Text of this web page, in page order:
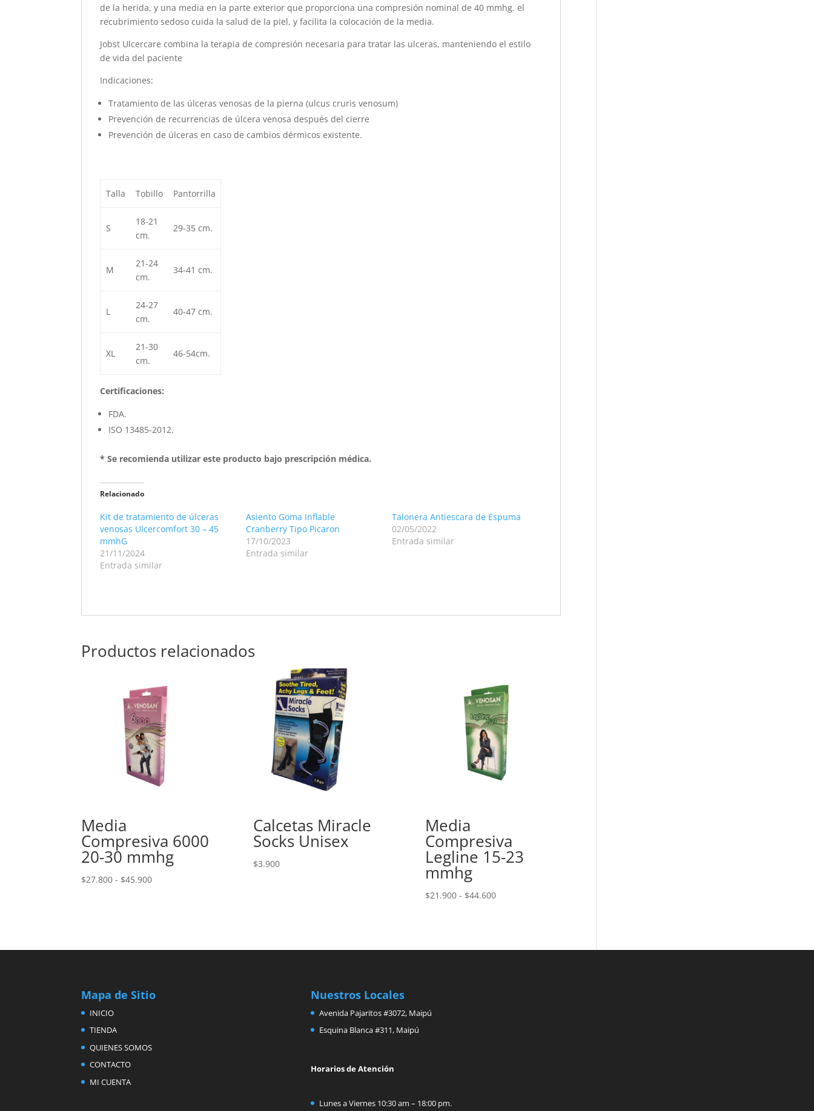
de la herida, y una media en la parte exterior que proporciona una compresión nominal de 40 mmhg. el
recubrimiento sedoso cuida la salud de la piel, y facilita la colocación de la media.
Jobst Ulcercare combina la terapia de compresión necesaria para tratar las ulceras, manteniendo el estilo
de vida del paciente
Indicaciones:
Tratamiento de las úlceras venosas de la pierna (ulcus cruris venosum)
Prevención de recurrencias de úlcera venosa después del cierre
Prevención de úlceras en caso de cambios dérmicos existente.
Talla Tobillo Pantorrilla
S
18-21
cm.
29-35 cm.
M
21-24
cm.
34-41 cm.
L
24-27
cm.
40-47 cm.
XL
21-30
cm.
46-54cm.
Certificaciones:
FDA.
ISO 13485-2012.
* Se recomienda utilizar este producto bajo prescripción médica.
Relacionado
Kit de tratamiento de úlceras
venosas Ulcercomfort 30 – 45
mmhG
21/11/2024
Entrada similar
Asiento Goma Inflable
Cranberry Tipo Picaron
17/10/2023
Entrada similar
Talonera Antiescara de Espuma
02/05/2022
Entrada similar
Productos relacionados
Media
Compresiva 6000
20-30 mmhg
$27.800 - $45.900Rango
hasta
Calcetas Miracle
Socks Unisex
$3.900
Media
Compresiva
Legline 15-23
mmhg
$21.900 - $44.600Rango
$21.900
Mapa de Sitio
INICIO
TIENDA
QUIENES SOMOS
CONTACTO
MI CUENTA
Nuestros Locales
Avenida Pajaritos #3072, Maipú
Esquina Blanca #311, Maipú
Horarios de Atención
Lunes a Viernes 10:30 am – 18:00 pm.